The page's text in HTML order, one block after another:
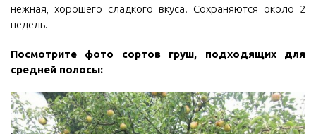
нежная, хорошего сладкого вкуса. Сохраняются около 2
недель.
Посмотрите фото сортов груш, подходящих для
средней полосы: